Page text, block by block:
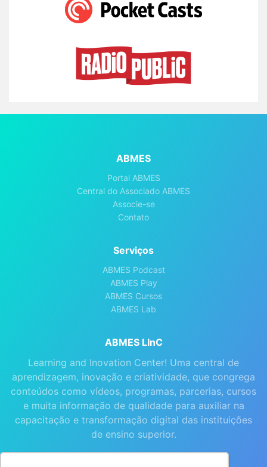
ABMES
Portal ABMES
Central do Associado ABMES
Associe-se
Contato
Serviços
ABMES Podcast
ABMES Play
ABMES Cursos
ABMES Lab
ABMES LInC
Learning and Inovation Center! Uma central de
aprendizagem, inovação e criatividade, que congrega
conteúdos como vídeos, programas, parcerias, cursos
e muita informação de qualidade para auxiliar na
capacitação e transformação digital das instituições
de ensino superior.